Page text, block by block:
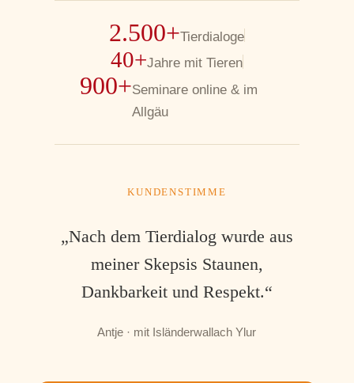
2.500+Tierdialoge
40+Jahre mit Tieren
900+Seminare online & im
Allgäu
KUNDENSTIMME
„Nach dem Tierdialog wurde aus
meiner Skepsis Staunen,
Dankbarkeit und Respekt.“
Antje · mit Isländerwallach Ylur